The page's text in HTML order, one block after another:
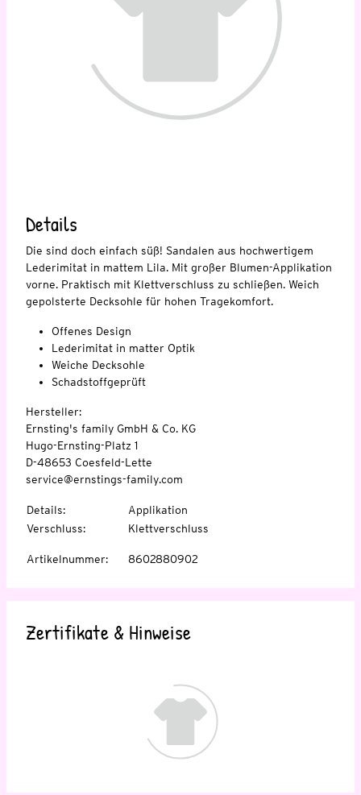
Details
Die sind doch einfach süß! Sandalen aus hochwertigem
Lederimitat in mattem Lila. Mit großer Blumen-Applikation
vorne. Praktisch mit Klettverschluss zu schließen. Weich
gepolsterte Decksohle für hohen Tragekomfort.
Offenes Design
Lederimitat in matter Optik
Weiche Decksohle
Schadstoffgeprüft
Hersteller:
Ernsting's family GmbH & Co. KG
Hugo-Ernsting-Platz 1
D-48653 Coesfeld-Lette
service@ernstings-family.com
Details:
Applikation
Verschluss: Klettverschluss
Artikelnummer: 8602880902
Zertifikate & Hinweise